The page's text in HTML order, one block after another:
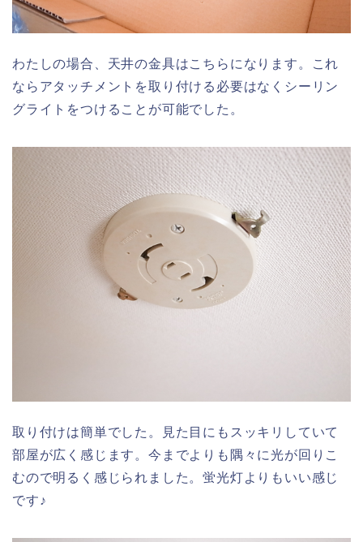
わたしの場合、天井の金具はこちらになります。これ
ならアタッチメントを取り付ける必要はなくシーリン
グライトをつけることが可能でした。
取り付けは簡単でした。見た目にもスッキリしていて
部屋が広く感じます。今までよりも隅々に光が回りこ
むので明るく感じられました。蛍光灯よりもいい感じ
です♪